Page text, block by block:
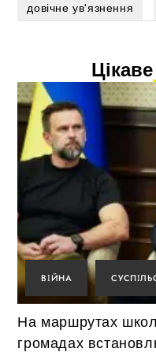
довічне ув'язнення
ВІЙНА
На маршрутах
громадах